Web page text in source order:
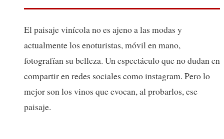
El paisaje vinícola no es ajeno a las modas y
actualmente los enoturistas, móvil en mano,
fotografían su belleza. Un espectáculo que no dudan en
compartir en redes sociales como instagram. Pero lo
mejor son los vinos que evocan, al probarlos, ese
paisaje.